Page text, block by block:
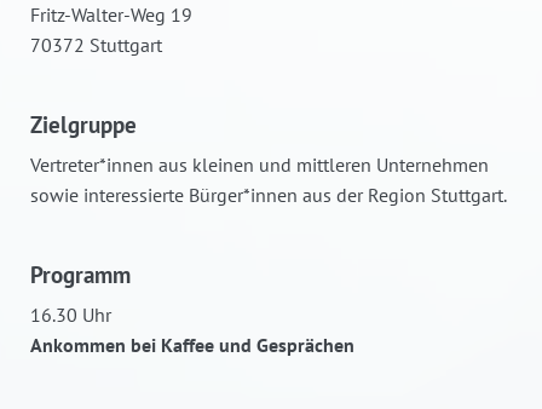
Fritz-Walter-Weg 19
70372 Stuttgart
Zielgruppe
Vertreter*innen aus kleinen und mittleren Unternehmen
sowie interessierte Bürger*innen aus der Region Stuttgart.
Programm
16.30 Uhr
Ankommen bei Kaffee und Gesprächen